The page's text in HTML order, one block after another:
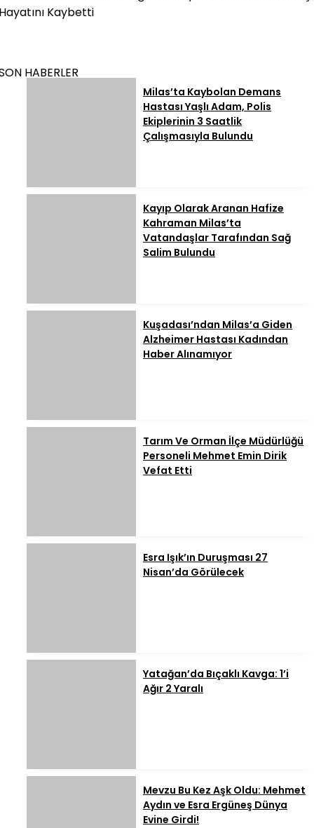
Kaybetti
HABERLER
Milas’ta Kaybolan Demans
Hastası Yaşlı Adam, Polis
Ekiplerinin 3 Saatlik
Çalışmasıyla Bulundu
Kayıp Olarak Aranan Hafize
Kahraman Milas’ta
Vatandaşlar Tarafından Sağ
Salim Bulundu
Kuşadası’ndan Milas’a Giden
Alzheimer Hastası Kadından
Haber Alınamıyor
Tarım Ve Orman İlçe Müdürlüğü
Personeli Mehmet Emin Dirik
Vefat Etti
Esra Işık’ın Duruşması 27
Nisan’da Görülecek
Yatağan’da Bıçaklı Kavga: 1’i
Ağır 2 Yaralı
Mevzu Bu Kez Aşk Oldu: Mehmet
Aydın ve Esra Ergüneş Dünya
Evine Girdi!